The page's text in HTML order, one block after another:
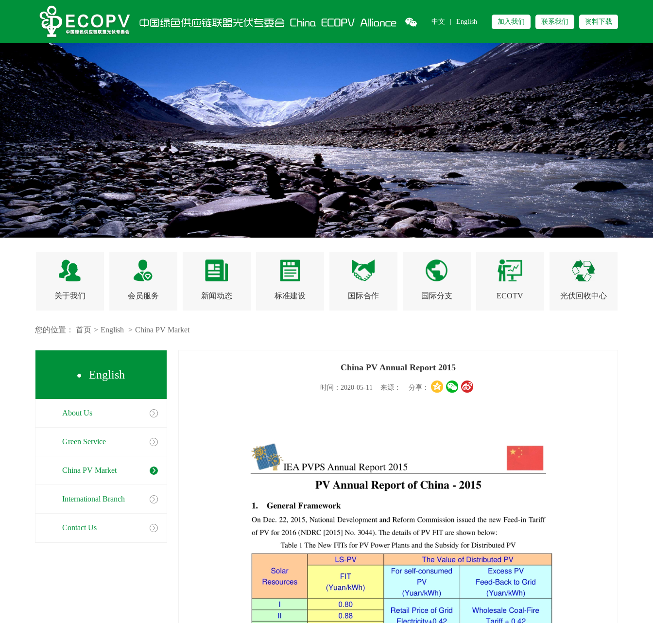
中文 English 资料下载
联系我们
加入我们
关于我们 会员服务 新闻动态 标准建设 国际合作 国际分支 ECOTV 光伏回收中心
您的位置： 首页 > English > China PV Market
English
About Us
Green Service
China PV Market
International Branch
Contact Us
China PV Annual Report 2015
时间：2020-05-11 来源： 分享：